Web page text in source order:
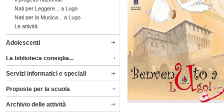
Nati per Leggere... a Lugo
Nati per la Musica... a Lugo
Le attività
Adolescenti
La biblioteca consiglia...
Servizi informatici e speciali
Proposte per la scuola
Archivio delle attività